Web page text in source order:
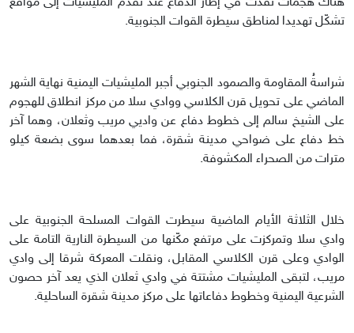
تشكّل تهديدا لمناطق سيطرة القوات الجنوبية.
شراسةُ المقاومة والصمود الجنوبي أجبر المليشيات اليمنية نهاية الشهر
الماضي على تحويل قرن الكلاسي ووادي سلا من مركز انطلاق للهجوم
على الشيخ سالم إلى خطوط دفاع عن واديي مريب وثعلان، وهما آخر
خط دفاع على ضواحي مدينة شقرة، فما بعدهما سوى بضعة كيلو
مترات من الصحراء المكشوفة.
خلال الثلاثة الأيام الماضية سيطرت القوات المسلحة الجنوبية على
وادي سلا وتمركزت على مرتفع مكّنها من السيطرة النارية التامة على
الوادي وعلى قرن الكلاسي المقابل، ونقلت المعركة شرقا إلى وادي
مريب، لتبقى المليشيات مشتتة في وادي ثعلان الذي يعد آخر حصون
الشرعية اليمنية وخطوط دفاعاتها على مركز مدينة شقرة الساحلية.